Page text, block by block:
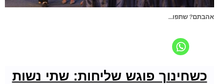
אהבתם? שתפו...
כשחינוך פוגש שליחות: שתי נשות